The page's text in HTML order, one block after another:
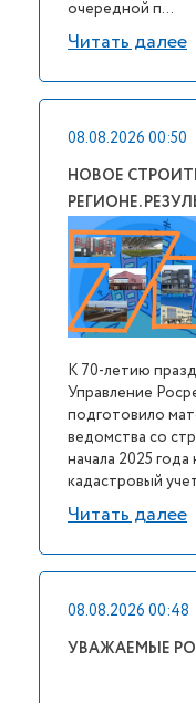
очередной п...
Читать далее
08.08.2026 00:50
НОВОЕ
РЕГИОНЕ.
К 70-летию
Управление
подготовило
ведомства со
начала 2025
кадастровый
Читать далее
08.08.2026 00:48
УВАЖАЕМЫЕ